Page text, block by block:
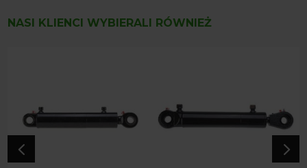
NASI KLIENCI WYBIERALI RÓWNIEŻ
4 5